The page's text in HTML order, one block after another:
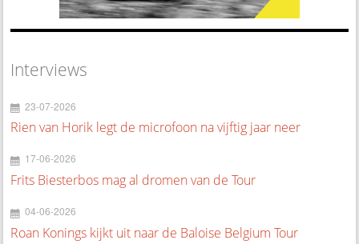
Interviews
23-07-2026
Rien van Horik legt de microfoon na vijftig jaar neer
17-06-2026
Frits Biesterbos mag al dromen van de Tour
04-06-2026
Roan Konings kijkt uit naar de Baloise Belgium Tour